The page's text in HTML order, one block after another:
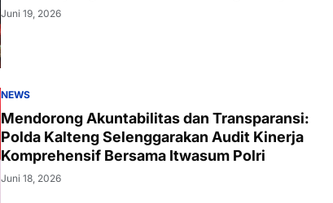
Juni 19, 2026
NEWS
Mendorong Akuntabilitas dan Transparansi:
Polda Kalteng Selenggarakan Audit Kinerja
Komprehensif Bersama Itwasum Polri
Juni 18, 2026